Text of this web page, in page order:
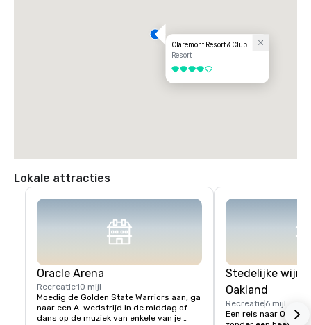
Claremont Resort & Club
Resort
4 van 5
Lokale attracties
Oracle Arena
Recreatie10 mijl
Moedig de Golden State Warriors aan, ga
naar een A-wedstrijd in de middag of
dans op de muziek van enkele van je
Stedelijke
Oakland
Recreatie6 mijl
Een reis naar